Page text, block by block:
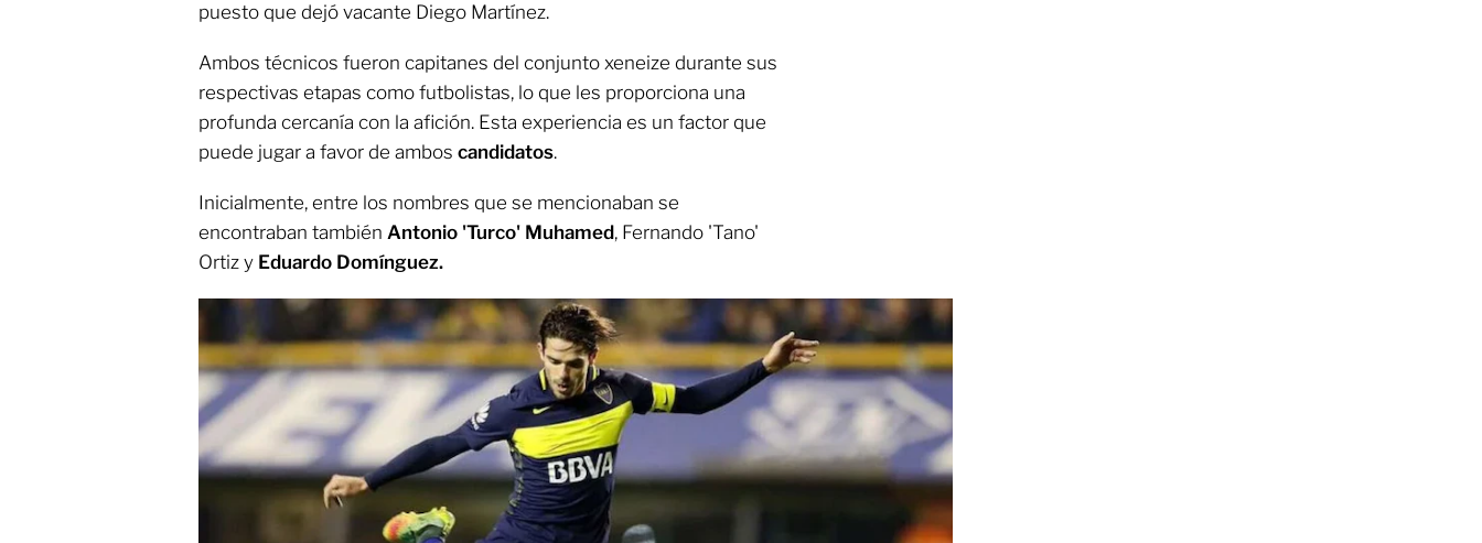
puesto que dejó vacante Diego Martínez.
Ambos técnicos fueron capitanes del conjunto xeneize durante sus
respectivas etapas como futbolistas, lo que les proporciona una
profunda cercanía con la afición. Esta experiencia es un factor que
puede jugar a favor de ambos candidatos.
Inicialmente, entre los nombres que se mencionaban se
encontraban también Antonio 'Turco' Muhamed, Fernando 'Tano'
Ortiz y Eduardo Domínguez.